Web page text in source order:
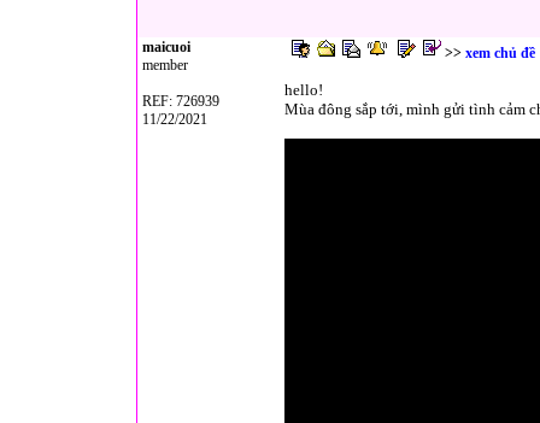
maicuoi
member
REF: 726939
11/22/2021
>> xem chủ đề
hello!
Mùa đông sắp tới, mình gửi tình cảm